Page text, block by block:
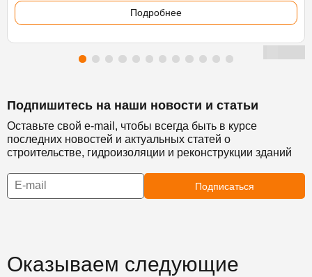
Подробнее
Подпишитесь на наши новости и статьи
Оставьте свой e-mail, чтобы всегда быть в курсе
последних новостей и актуальных статей о
строительстве, гидроизоляции и реконструкции зданий
Подписаться
Оказываем следующие